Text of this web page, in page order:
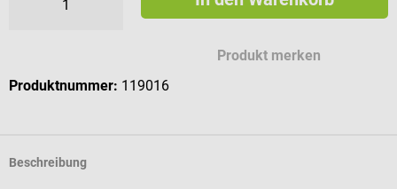
Produkt merken
Produktnummer: 119016
Beschreibung